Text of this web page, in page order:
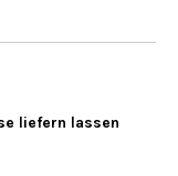
liefern lassen